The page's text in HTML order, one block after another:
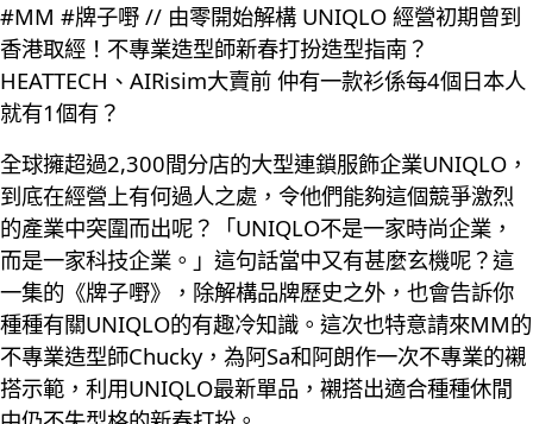
#MM #牌子嘢 // 由零開始解構 UNIQLO 經營初期曾到
香港取經！不專業造型師新春打扮造型指南？
HEATTECH、AIRisim大賣前 仲有一款衫係每4個日本人
就有1個有？
全球擁超過2,300間分店的大型連鎖服飾企業UNIQLO，
到底在經營上有何過人之處，令他們能夠這個競爭激烈
的產業中突圍而出呢？「UNIQLO不是一家時尚企業，
而是一家科技企業。」這句話當中又有甚麼玄機呢？這
一集的《牌子嘢》，除解構品牌歷史之外，也會告訴你
種種有關UNIQLO的有趣冷知識。這次也特意請來MM的
不專業造型師Chucky，為阿Sa和阿朗作一次不專業的襯
搭示範，利用UNIQLO最新單品，襯搭出適合種種休閒